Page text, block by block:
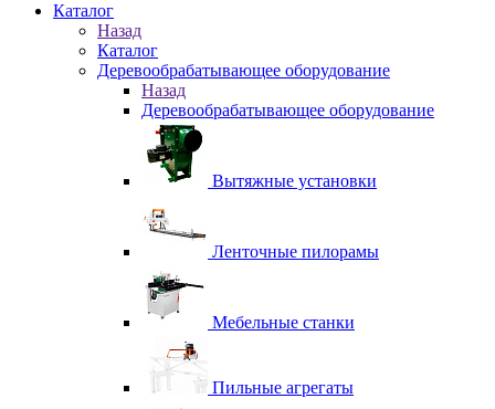
Каталог
Назад
Каталог
Деревообрабатывающее оборудование
Назад
Деревообрабатывающее оборудование
Вытяжные установки
Ленточные пилорамы
Мебельные станки
Пильные агрегаты